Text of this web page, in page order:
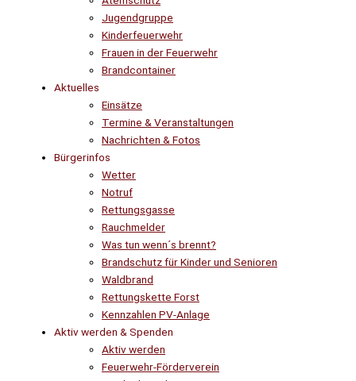
Jugendgruppe
Kinderfeuerwehr
Frauen in der Feuerwehr
Brandcontainer
Aktuelles
Einsätze
Termine & Veranstaltungen
Nachrichten & Fotos
Bürgerinfos
Wetter
Notruf
Rettungsgasse
Rauchmelder
Was tun wenn´s brennt?
Brandschutz für Kinder und Senioren
Waldbrand
Rettungskette Forst
Kennzahlen PV-Anlage
Aktiv werden & Spenden
Aktiv werden
Feuerwehr-Förderverein